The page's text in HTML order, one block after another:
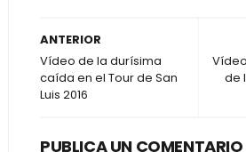
de
ANTERIOR
Vídeo de la durísima
caída en el Tour de San
Luis 2016
PUBLICA UN COMENTARIO